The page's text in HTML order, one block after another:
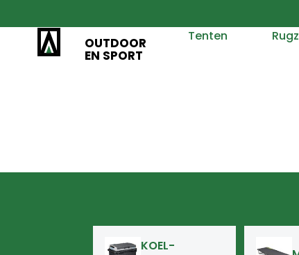
OUTDOOR
EN SPORT
Tenten
KOEL-